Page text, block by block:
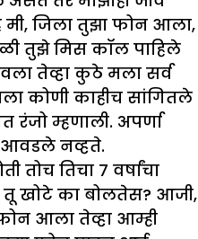
मी, जिला तुझा फोन आला,
तुझे मिस कॉल पाहिले
तेव्हा कुठे मला सर्व
कोणी काहीच सांगितले
रंजो म्हणाली. अपर्णा
आवडले नव्हते.
तोच तिचा ७ वर्षांचा
खोटे का बोलतेस? आजी,
आला तेव्हा आम्ही